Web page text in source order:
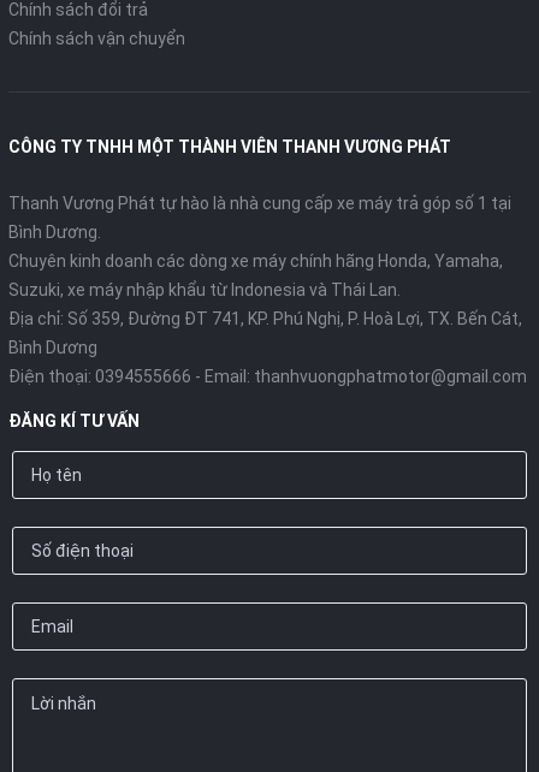
Chính sách đổi trả
Chính sách vận chuyển
CÔNG TY TNHH MỘT THÀNH VIÊN THANH VƯƠNG PHÁT
Thanh Vương Phát tự hào là nhà cung cấp xe máy trả góp số 1 tại
Bình Dương.
Chuyên kinh doanh các dòng xe máy chính hãng Honda, Yamaha,
Suzuki, xe máy nhập khẩu từ Indonesia và Thái Lan.
Địa chỉ: Số 359, Đường ĐT 741, KP. Phú Nghị, P. Hoà Lợi, TX. Bến Cát,
Bình Dương
Điện thoại: 0394555666 - Email: thanhvuongphatmotor@gmail.com
ĐĂNG KÍ TƯ VẤN